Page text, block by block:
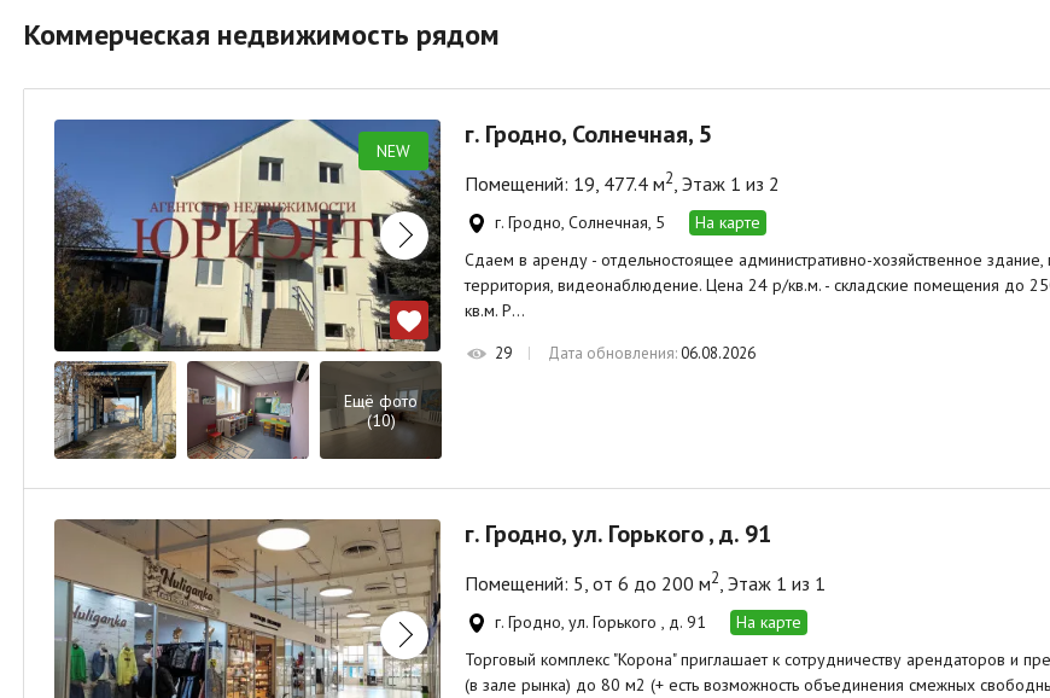
Коммерческая недвижимость рядом
NEW
Ещё фото
(10)
г. Гродно, Солнечная, 5
Помещений: 19, 477.4 м2, Этаж 1 из 2
г. Гродно, Солнечная, 5
На карте
Сдаем в аренду - отдельностоящее административно-хозяйственное
территория, видеонаблюдение. Цена 24 р/кв.м. - складские помещения до
кв.м. Р…
29 Дата обновления:06.08.2026
г. Гродно, ул. Горького , д. 91
Помещений: 5, от 6 до 200 м2, Этаж 1 из 1
г. Гродно, ул. Горького , д. 91
На карте
Торговый комплекс "Корона" приглашает к сотрудничеству арендаторов и
(в зале рынка) до 80 м2 (+ есть возможность объединения смежных